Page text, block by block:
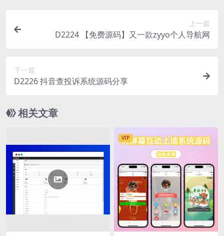
上一篇
D2224 【免费源码】又一款zyyo个人导航网
下一篇
D2226 抖音查投诉系统源码分享
相关文章
VIP